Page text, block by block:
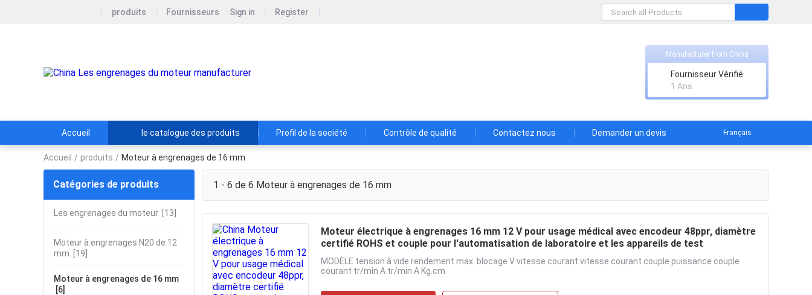
produits Fournisseurs Sign in Register
Manufacturer from China
Fournisseur Vérifié
1 Ans
Accueil le catalogue des produits Profil de la société Contrôle de qualité Contactez nous Demander un devis Français
Accueil / produits / Moteur à engrenages de 16 mm
Catégories de produits
Les engrenages du moteur [13]
Moteur à engrenages N20 de 12
mm [19]
Moteur à engrenages de 16 mm
[6]
1 - 6 de 6 Moteur à engrenages de 16 mm
Moteur électrique à engrenages 16 mm 12 V pour usage médical avec encodeur 48ppr, diamètre
certifié ROHS et couple pour l'automatisation de laboratoire et les appareils de test
MODÈLE tension à vide rendement max. blocage V vitesse courant vitesse courant couple puissance couple
courant tr/min A tr/min A Kg.cm